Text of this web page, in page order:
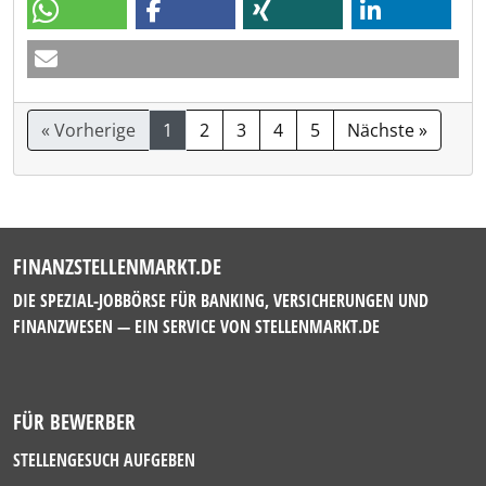
« Vorherige 1 2 3 4 5 Nächste »
FINANZSTELLENMARKT.DE
DIE SPEZIAL-JOBBÖRSE FÜR BANKING, VERSICHERUNGEN UND
FINANZWESEN — EIN SERVICE VON STELLENMARKT.DE
FÜR BEWERBER
STELLENGESUCH AUFGEBEN